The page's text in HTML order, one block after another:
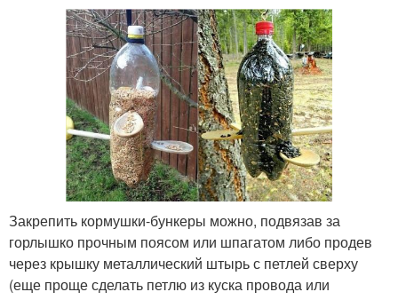
Закрепить кормушки-бункеры можно, подвязав за
горлышко прочным поясом или шпагатом либо продев
через крышку металлический штырь с петлей сверху
(еще проще сделать петлю из куска провода или